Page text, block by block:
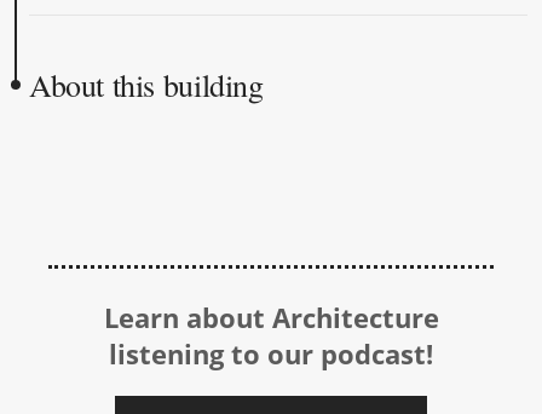
About this building
Learn about Architecture
listening to our podcast!